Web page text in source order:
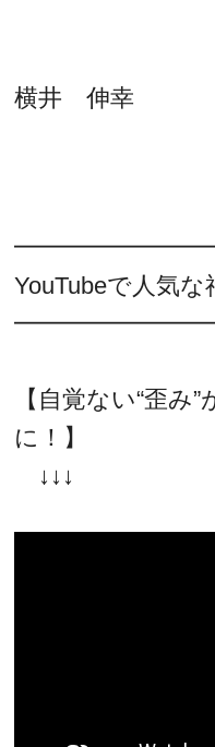
横井 伸幸
YouTubeで人気
【自覚ない“歪み
に！】
↓↓↓